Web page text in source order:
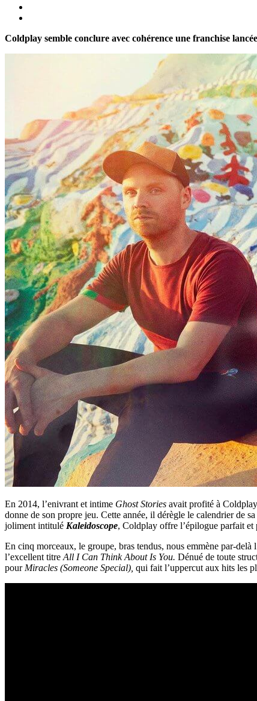
Coldplay semble conclure avec cohérence une franchise
En 2014, l’enivrant et intime Ghost Stories avait profité à
donne de son propre jeu. Cette année, il dérègle le calendrier de
joliment intitulé Kaleidoscope, Coldplay offre l’épilogue parfait et
En cinq morceaux, le groupe, bras tendus, nous emmène par-delà
l’excellent titre All I Can Think About Is You. Dénué de toute
pour Miracles (Someone Special), qui fait l’uppercut aux hits les